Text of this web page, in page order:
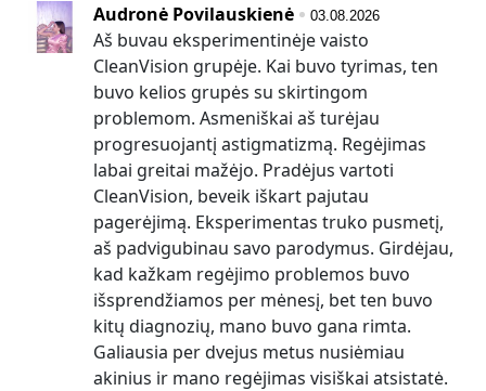
Audronė Povilauskienė
03.08.2026
Aš buvau eksperimentinėje vaisto
CleanVision grupėje. Kai buvo tyrimas, ten
buvo kelios grupės su skirtingom
problemom. Asmeniškai aš turėjau
progresuojantį astigmatizmą. Regėjimas
labai greitai mažėjo. Pradėjus vartoti
CleanVision, beveik iškart pajutau
pagerėjimą. Eksperimentas truko pusmetį,
aš padvigubinau savo parodymus. Girdėjau,
kad kažkam regėjimo problemos buvo
išsprendžiamos per mėnesį, bet ten buvo
kitų diagnozių, mano buvo gana rimta.
Galiausia per dvejus metus nusiėmiau
akinius ir mano regėjimas visiškai atsistatė.